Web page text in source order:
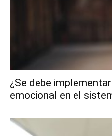
¿Se debe
emocional en el